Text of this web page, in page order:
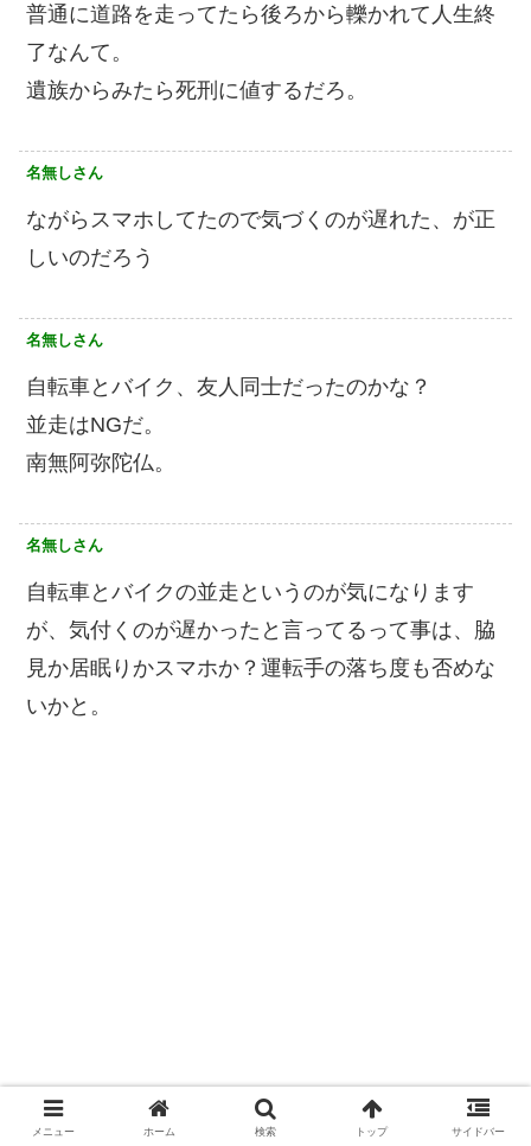
普通に道路を走ってたら後ろから轢かれて人生終
了なんて。
遺族からみたら死刑に値するだろ。
名無しさん
ながらスマホしてたので気づくのが遅れた、が正
しいのだろう
名無しさん
自転車とバイク、友人同士だったのかな？
並走はNGだ。
南無阿弥陀仏。
名無しさん
自転車とバイクの並走というのが気になります
が、気付くのが遅かったと言ってるって事は、脇
見か居眠りかスマホか？運転手の落ち度も否めな
いかと。
メニュー ホーム 検索 トップ サイドバー